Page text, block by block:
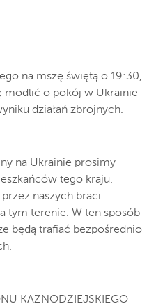
na mszę świętą o 19:30,
modlić o pokój w Ukrainie
działań zbrojnych.
na Ukrainie prosimy
tego kraju.
naszych braci
tym terenie. W ten sposób
będą trafiać bezpośrednio
KAZNODZIEJSKIEGO